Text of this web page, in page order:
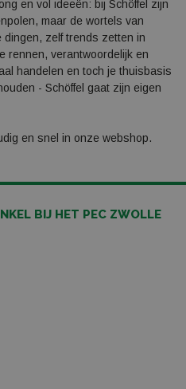
en vol ideeën: bij Schöffel zijn
maar de wortels van
zelf trends zetten in
rennen, verantwoordelijk en
handelen en toch je thuisbasis
- Schöffel gaat zijn eigen
en snel in onze webshop.
BIJ HET PEC ZWOLLE